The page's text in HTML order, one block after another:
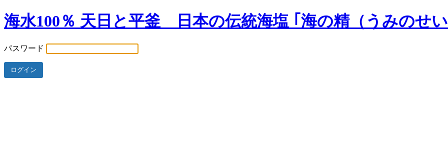
海水100％ 天日と平釜 日本の伝統海塩 ｢海の精（うみのせ
パスワード